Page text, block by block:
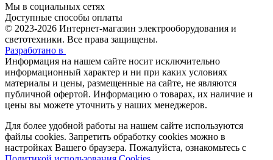
Мы в социальных сетях
Доступные способы оплаты
© 2023-2026 Интернет-магазин электрооборудования и
светотехники. Все права защищены.
Разработано в
Информация на нашем сайте носит исключительно
информационный характер и ни при каких условиях
материалы и цены, размещенные на сайте, не являются
публичной офертой. Информацию о товарах, их наличие и
цены вы можете уточнить у наших менеджеров.
Для более удобной работы на нашем сайте используются
файлы сookies. Запретить обработку cookies можно в
настройках Вашего браузера. Пожалуйста, ознакомьтесь с